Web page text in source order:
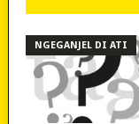
NGEGANJEL DI ATI